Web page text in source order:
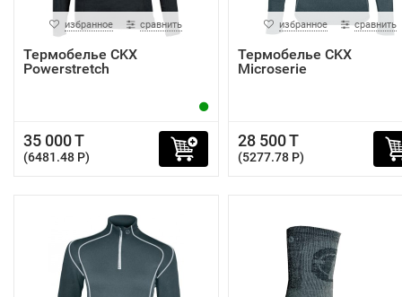
избранное сравнить
Термобелье CKX
Powerstretch
35 000 T
(6481.48 P)
избранное сравнить
Термобелье CKX
Microserie
28 500 T
(5277.78 P)